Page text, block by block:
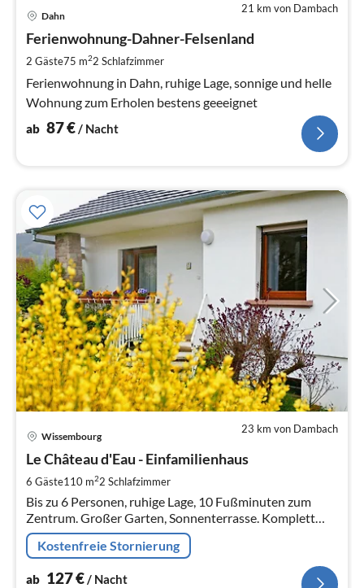
21 km von Dambach
Dahn
Ferienwohnung-Dahner-Felsenland
2 Gäste75 m22 Schlafzimmer
Ferienwohnung in Dahn, ruhige Lage, sonnige und helle
Wohnung zum Erholen bestens geeeignet
ab 87€ / Nacht
23 km von Dambach
Wissembourg
Le Château d'Eau - Einfamilienhaus
6 Gäste110 m22 Schlafzimmer
Bis zu 6 Personen, ruhige Lage, 10 Fußminuten zum
Zentrum. Großer Garten, Sonnenterrasse. Komplett
ausgestattete Küche. Hochstuhl, Babybett,
Fläschchenwärmer. Haustiere willkommen.
Kostenfreie Stornierung
ab 127€/ Nacht